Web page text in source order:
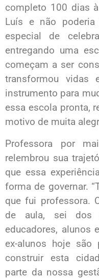
completo 100 dias
Luís e não
especial de
entregando uma
começam a ser
transformou vidas
instrumento para
essa escola pronta,
motivo de muita
Professora por
relembrou sua
que essa
forma de governar.
que fui professora.
de aula, sei dos
educadores, alunos
ex-alunos hoje são
construir esta
parte da nossa